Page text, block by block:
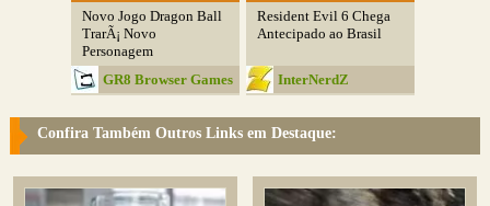
Novo Jogo Dragon Ball
TrarÃ¡ Novo
Personagem
GR8 Browser Games
Resident Evil 6 Chega
Antecipado ao Brasil
InterNerdZ
Confira Também Outros Links em Destaque: